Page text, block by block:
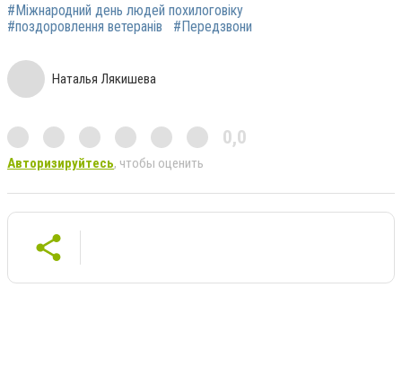
#Міжнародний день людей похилоговіку
#поздоровлення ветеранів
#Передзвони
Наталья Лякишева
0,0
Авторизируйтесь, чтобы оценить